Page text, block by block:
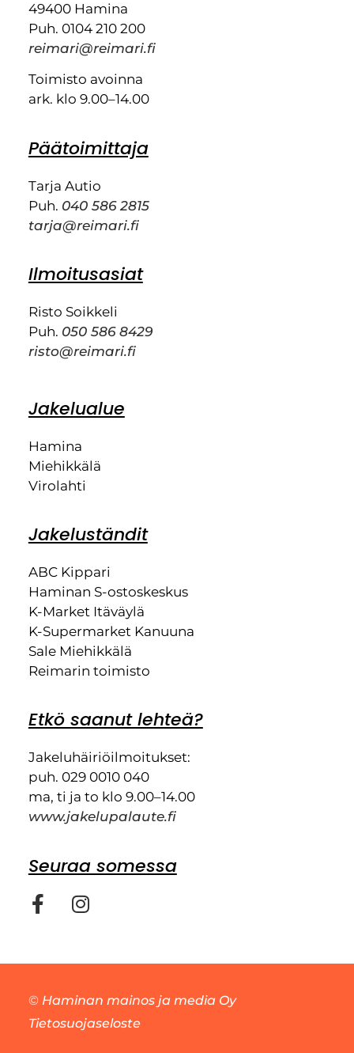
49400 Hamina
Puh. 0104 210 200
reimari@reimari.fi
Toimisto avoinna
ark. klo 9.00–14.00
Päätoimittaja
Tarja Autio
Puh. 040 586 2815
tarja@reimari.fi
Ilmoitusasiat
Risto Soikkeli
Puh. 050 586 8429
risto@reimari.fi
Jakelualue
Hamina
Miehikkälä
Virolahti
Jakeluständit
ABC Kippari
Haminan S-ostoskeskus
K-Market Itäväylä
K-Supermarket Kanuuna
Sale Miehikkälä
Reimarin toimisto
Etkö saanut lehteä?
Jakeluhäiriöilmoitukset:
puh. 029 0010 040
ma, ti ja to klo 9.00–14.00
www.jakelupalaute.fi
Seuraa somessa
© Haminan mainos ja media Oy
Tietosuojaseloste